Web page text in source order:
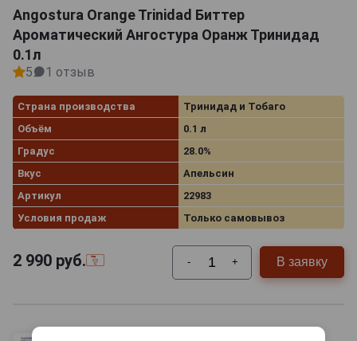
Angostura Orange Trinidad Биттер
Ароматический Ангостура Оранж Тринидад
0.1л
5 1 отзыв
Страна производства
Тринидад и Тобаго
Объём
0.1 л
Градус
28.0%
Вкус
Апельсин
Артикул
22983
Условия продаж
Только самовывоз
2 990 руб. - + В заявку